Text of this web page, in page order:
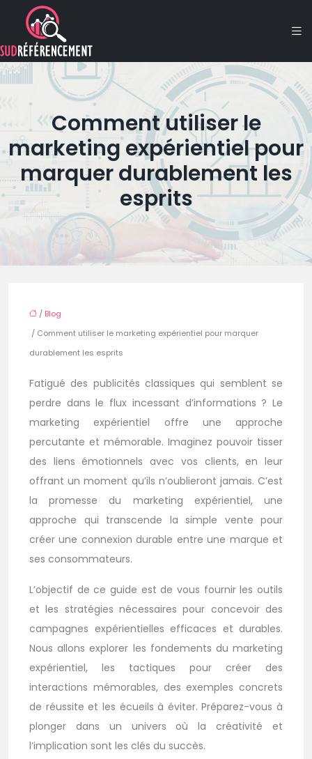
Comment utiliser le
marketing expérientiel pour
marquer durablement les
esprits
/ Blog
/ Comment utiliser le marketing expérientiel pour marquer
durablement les esprits
Fatigué des publicités classiques qui semblent se
perdre dans le flux incessant d’informations ? Le
marketing expérientiel offre une approche
percutante et mémorable. Imaginez pouvoir tisser
des liens émotionnels avec vos clients, en leur
offrant un moment qu’ils n’oublieront jamais. C’est
la promesse du marketing expérientiel, une
approche qui transcende la simple vente pour
créer une connexion durable entre une marque et
ses consommateurs.
L’objectif de ce guide est de vous fournir les outils
et les stratégies nécessaires pour concevoir des
campagnes expérientielles efficaces et durables.
Nous allons explorer les fondements du marketing
expérientiel, les tactiques pour créer des
interactions mémorables, des exemples concrets
de réussite et les écueils à éviter. Préparez-vous à
plonger dans un univers où la créativité et
l’implication sont les clés du succès.